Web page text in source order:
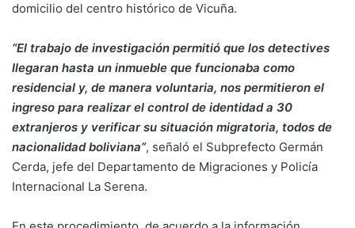
domicilio del centro histórico de Vicuña.
“El trabajo de investigación permitió que los detectives
llegaran hasta un inmueble que funcionaba como
residencial y, de manera voluntaria, nos permitieron el
ingreso para realizar el control de identidad a 30
extranjeros y verificar su situación migratoria, todos de
nacionalidad boliviana”, señaló el Subprefecto Germán
Cerda, jefe del Departamento de Migraciones y Policía
Internacional La Serena.